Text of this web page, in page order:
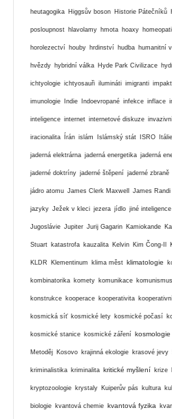
heutagogika Higgsův boson Historie Pátečníků
posloupnost hlavolamy hmota hoaxy
horolezectví houby hrdinství hudba humanitní
hvězdy hybridní válka Hyde Park Civilizace
ichtyologie ichtyosauři ilumináti imigranti
imunologie Indie Indoevropané infekce inflace
inteligence internet internetové diskuze
iracionalita Írán islám Islámský stát ISRO Itálie
jaderná elektrárna jaderná energetika jaderná
jaderné doktríny jaderné štěpení jaderné zbraně
jádro atomu James Clerk Maxwell James Randi
jazyky Ježek v kleci jezera jídlo jiné inteligence
Jugoslávie Jupiter Jurij Gagarin Kamiokande
Stuart katastrofa kauzalita Kelvin Kim Čong-Il
KLDR Klementinum klima měst klimatologie
kombinatorika komety komunikace komunismus
konstrukce kooperace kooperativita
kosmická síť kosmické lety kosmické počasí
kosmické stanice kosmické záření kosmologie
Metoděj Kosovo krajinná ekologie krasové jevy
kriminalistika kriminalita kritické myšlení krize
kryptozoologie krystaly Kuiperův pás kultura
biologie kvantová chemie kvantová fyzika